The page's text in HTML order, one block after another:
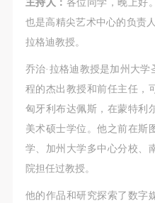
也是高精尖艺术中心的负责
拉格迪教授。
乔治·拉格迪教授是加州大
程的杰出教授和前任主任，
匈牙利布达佩斯，在蒙特利
美术硕士学位。他之前在斯
学、加州大学多中心分校、
院担任过教授。
他的作品和研究探索了数字
能力的人，18周岁以上）
同下参观。
参加活动者在此次活动
励参加者自行购买人身
故，活动中任何非事故
事故的任何责任，但有
成员应当积极主动的组
身不承担任何法律责任和
的人身安全不负有民事及
能力的人，18周岁以上）
同下参观。
参加活动者在此次活动
励参加者自行购买人身
故，活动中任何非事故
事故的任何责任，但有
成员应当积极主动的组
身不承担任何法律责任和
的人身安全不负有民事及
能力的人，18周岁以上）
同下参观。
参加活动者在此次活动
励参加者自行购买人身
故，活动中任何非事故
事故的任何责任，但有
成员应当积极主动的组
身不承担任何法律责任和
的人身安全不负有民事及